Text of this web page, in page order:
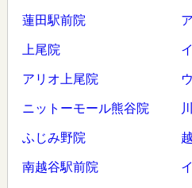
蓮田駅前院
上尾院
アリオ上尾院
ニットーモール熊谷院
ふじみ野院
南越谷駅前院